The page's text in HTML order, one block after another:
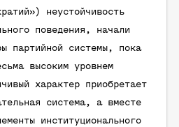
неустойчивость
поведения, начали
партийной системы, пока
высоким уровнем
характер приобретает
система, а вместе
институционального